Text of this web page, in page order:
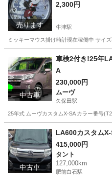
売ります
2,300円
牛津駅
ミッキーマウス掛け時計現在稼働中 サイ
牛津駅 時計
中古車
車検2付き!25年
A
230,000円
ムーヴ
久保田駅
25年式 ムーヴカスタムX-SA カラー番号
佐賀 杵島郡 久保田駅 ムーヴ
中古車
LA600カスタム
415,000円
タント
127,000km
肥前白石駅